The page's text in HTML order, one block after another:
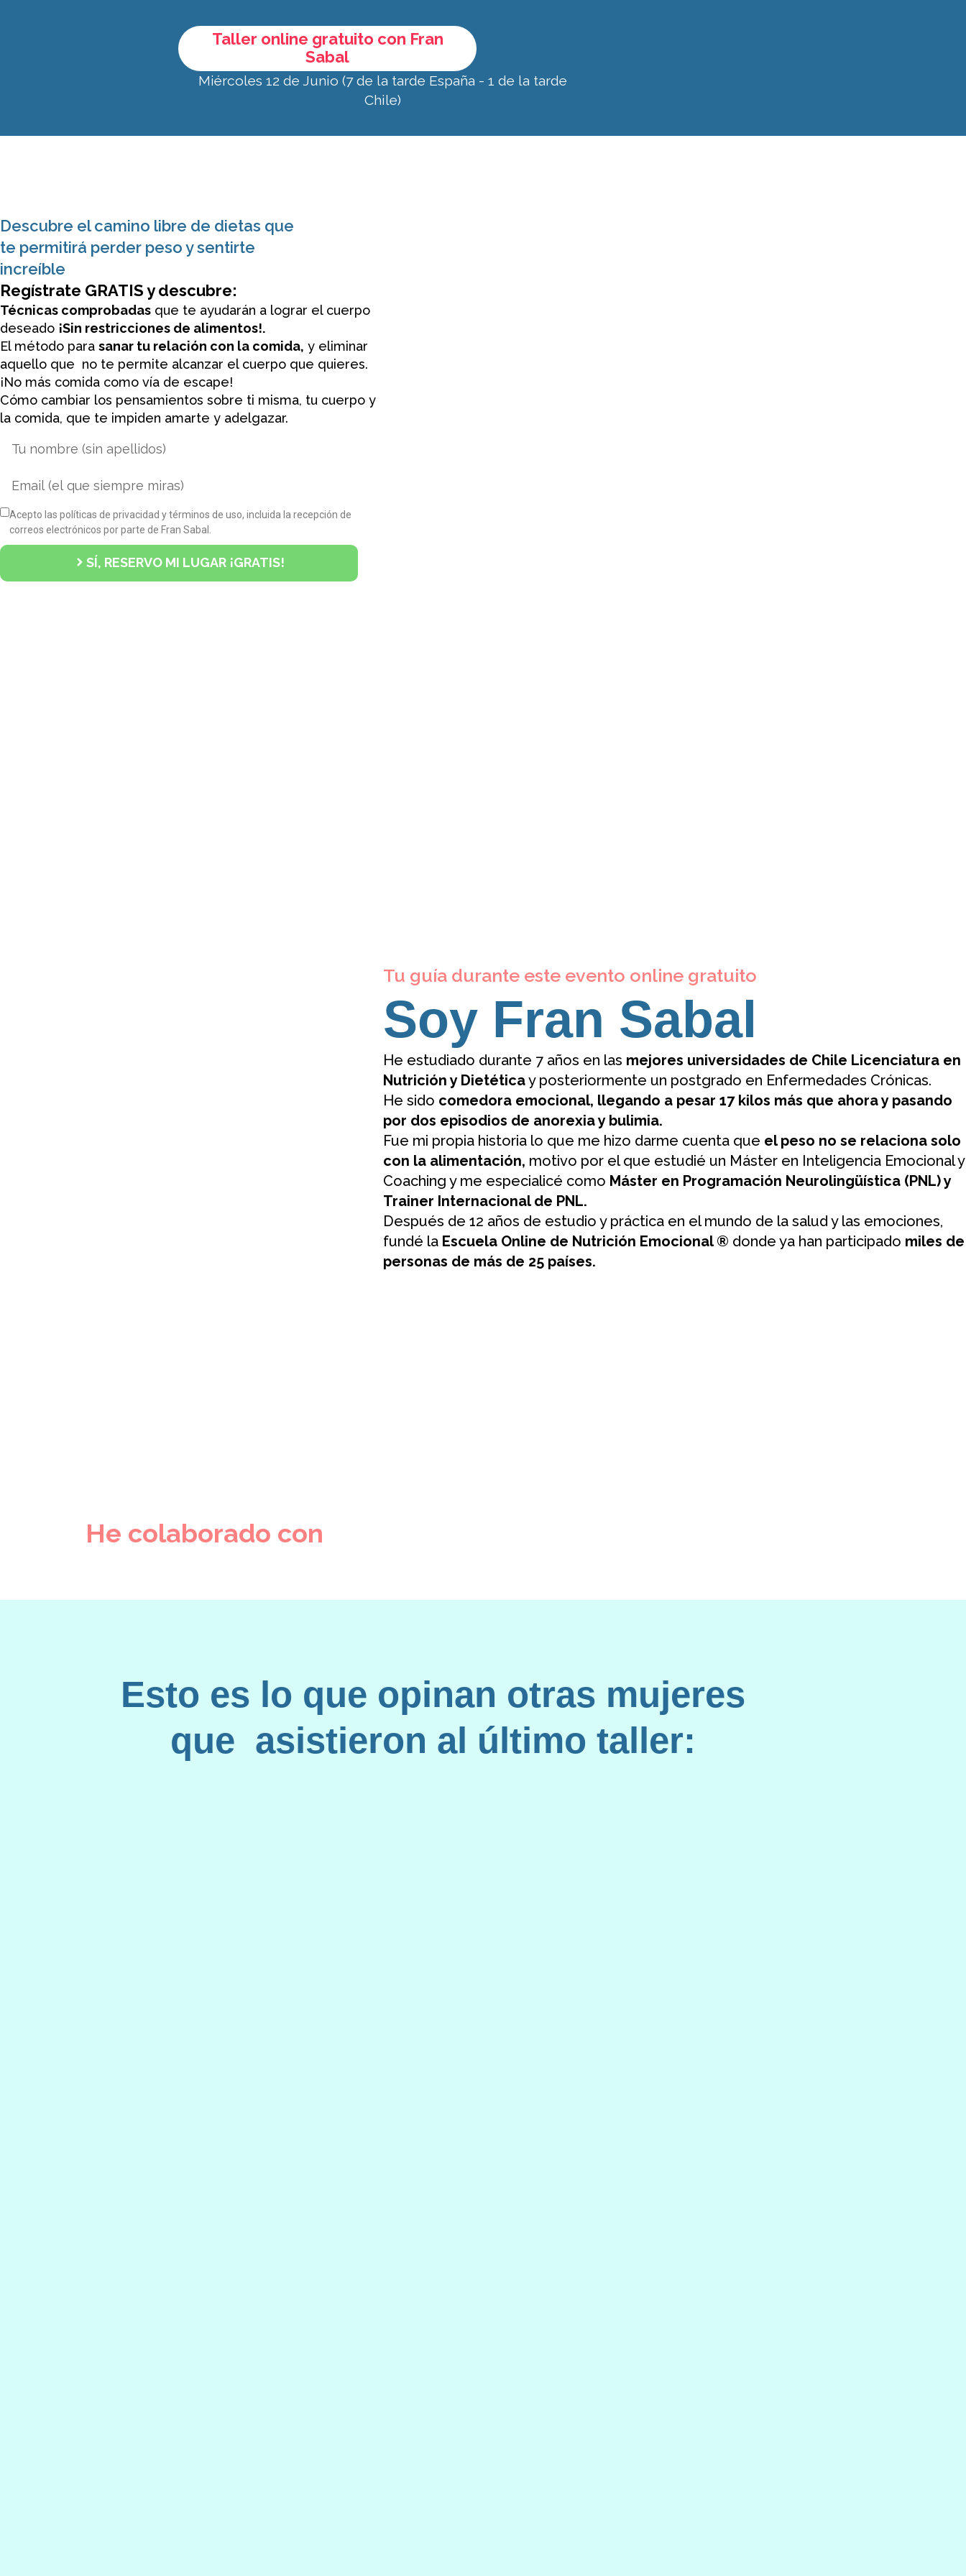
Taller online gratuito con Fran
Sabal
Miércoles 12 de Junio (7 de la tarde España - 1 de la tarde
Chile)
Descubre el camino libre de dietas que
te permitirá perder peso y sentirte
increíble
Regístrate GRATIS y descubre:
Técnicas comprobadas que te ayudarán a lograr el cuerpo
deseado ¡Sin restricciones de alimentos!.
El método para sanar tu relación con la comida, y eliminar
aquello que no te permite alcanzar el cuerpo que quieres.
¡No más comida como vía de escape!
Cómo cambiar los pensamientos sobre ti misma, tu cuerpo y
la comida, que te impiden amarte y adelgazar.
Acepto las políticas de privacidad y términos de uso, incluida la recepción de
correos electrónicos por parte de Fran Sabal.
SÍ, RESERVO MI LUGAR ¡GRATIS!
Tu guía durante este evento online gratuito
Soy Fran Sabal
He estudiado durante 7 años en las mejores universidades de Chile Licenciatura en
Nutrición y Dietéticay posteriormente un postgrado en Enfermedades Crónicas.
He sido comedora emocional, llegando a pesar 17 kilos más que ahora y pasando
por dos episodios de anorexia y bulimia.
Fue mi propia historia lo que me hizo darme cuenta que el peso no se relaciona solo
con la alimentación, motivo por el que estudié un Máster en Inteligencia Emocional y
Coaching y me especialicé como Máster en Programación Neurolingüística (PNL) y
Trainer Internacional de PNL.
Después de 12 años de estudio y práctica en el mundo de la salud y las emociones,
fundé la Escuela Online de Nutrición Emocional ® donde ya han participado miles de
personas de más de 25 países.
He colaborado con
Esto es lo que opinan otras mujeres
que asistieron al último taller: